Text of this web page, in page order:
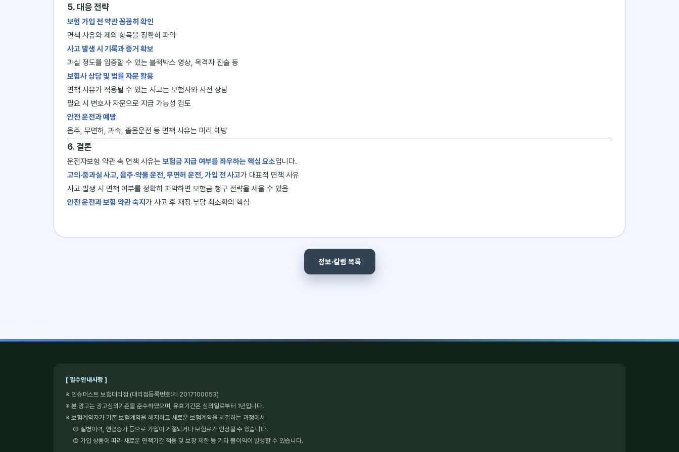
5. 대응 전략
보험 가입 전 약관 꼼꼼히 확인
면책 사유와 제외 항목을 정확히 파악
사고 발생 시 기록과 증거 확보
과실 정도를 입증할 수 있는 블랙박스 영상, 목격자 진술 등
보험사 상담 및 법률 자문 활용
면책 사유가 적용될 수 있는 사고는 보험사와 사전 상담
필요 시 변호사 자문으로 지급 가능성 검토
안전 운전과 예방
음주, 무면허, 과속, 졸음운전 등 면책 사유는 미리 예방
6. 결론
운전자보험 약관 속 면책 사유는 보험금 지급 여부를 좌우하는 핵심 요소입니다.
고의·중과실 사고, 음주·약물 운전, 무면허 운전, 가입 전 사고가 대표적 면책 사유
사고 발생 시 면책 여부를 정확히 파악하면 보험금 청구 전략을 세울 수 있음
안전 운전과 보험 약관 숙지 가 사고 후 재정 부담 최소화의 핵심
정보·칼럼 목록
[ 필수안내사항 ]
※ 인슈퍼스트 보험대리점 (대리점등록번호:제 2017100053)
※ 본 광고는 광고심의기준을 준수하였으며, 유효기간은 심의일로부터 1년입니다.
※ 보험계약자가 기존 보험계약을 해지하고 새로운 보험계약을 체결하는 과정에서
① 질병이력, 연령증가 등으로 가입이 거절되거나 보험료가 인상될 수 있습니다.
② 가입 상품에 따라 새로운 면책기간 적용 및 보장 제한 등 기타 불이익이 발생할 수 있습니다.